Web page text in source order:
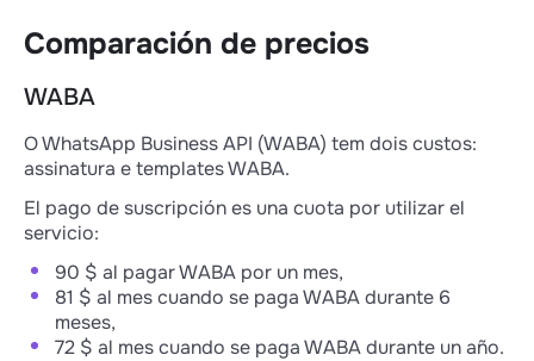
Comparación de precios
WABA
O WhatsApp Business API (WABA) tem dois custos:
assinatura e templates WABA.
El pago de suscripción es una cuota por utilizar el
servicio:
90 $ al pagar WABA por un mes,
81 $ al mes cuando se paga WABA durante 6
meses,
72 $ al mes cuando se paga WABA durante un año.